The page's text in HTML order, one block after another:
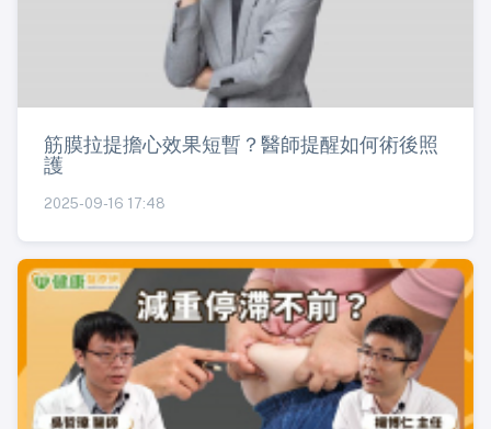
筋膜拉提擔心效果短暫？醫師提醒如何術後照
護
2025-09-16 17:48